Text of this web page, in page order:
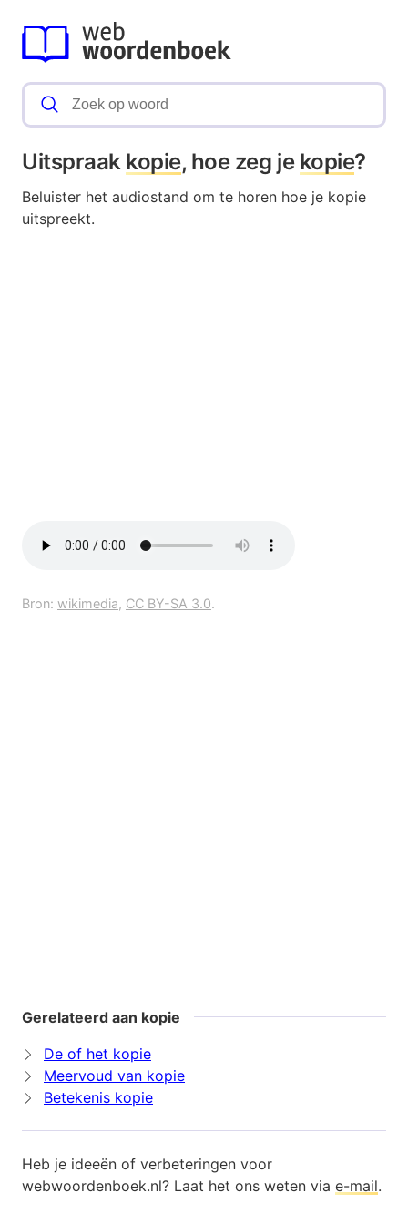
Uitspraak kopie, hoe zeg je kopie?
Beluister het audiostand om te horen hoe je kopie
uitspreekt.
Bron: wikimedia, CC BY-SA 3.0.
Gerelateerd aan kopie
De of het kopie
Meervoud van kopie
Betekenis kopie
Heb je ideeën of verbeteringen voor
webwoordenboek.nl? Laat het ons weten via e-mail.